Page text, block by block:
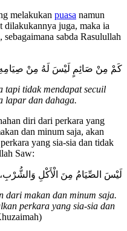
melakukan puasa namun
dilakukannya juga, maka ia
sabda Rasulullah
كَمْ مِنْ صَائِمٍ لَيْسَ لَهُ مِنْ صِيَامِهِ
tapi tidak mendapat secuil
lapar dan dahaga.
diri dari perkara yang
dan minum saja, akan
yang sia-sia dan tidak
Saw:
لَيْسَ الصِّيَامُ مِنَ الْأَكْلِ وَالشُّرْبِ،
dari makan dan minum saja.
perkara yang sia-sia dan